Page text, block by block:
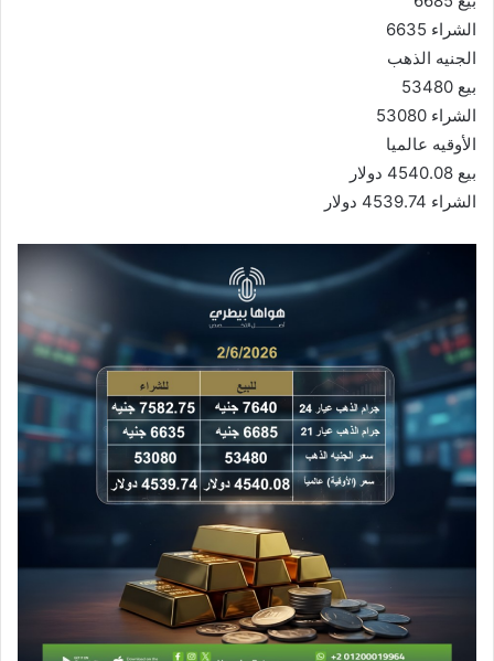
الشراء 6635
الجنيه الذهب
بيع 53480
الشراء 53080
الأوقيه عالميا
بيع 4540.08 دولار
الشراء 4539.74 دولار